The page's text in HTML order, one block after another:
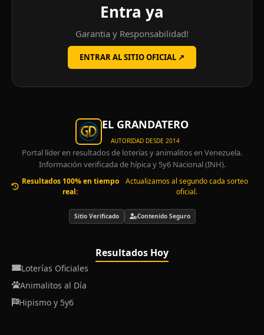
Entra ya
Garantia y Responsabilidad!
ENTRAR AL SITIO OFICIAL ↗
EL GRANDATERO
AUTORIDAD DESDE 2014
Portal líder en resultados de loterías y animalitos en Venezuela.
Información verificada de hípica y 5y6 Nacional (INH).
Resultados 100% en tiempo
real:
Actualizamos al segundo cada sorteo
oficial.
Sitio Verificado Contenido Seguro
Resultados Hoy
Loterías Oficiales
Animalitos al Día
Hipismo y 5y6